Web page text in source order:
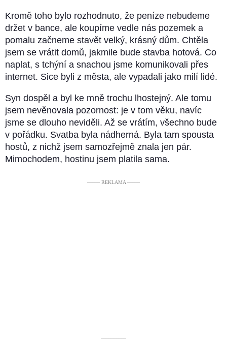
Kromě toho bylo rozhodnuto, že peníze nebudeme
držet v bance, ale koupíme vedle nás pozemek a
pomalu začneme stavět velký, krásný dům. Chtěla
jsem se vrátit domů, jakmile bude stavba hotová. Co
naplat, s tchýní a snachou jsme komunikovali přes
internet. Sice byli z města, ale vypadali jako milí lidé.
Syn dospěl a byl ke mně trochu lhostejný. Ale tomu
jsem nevěnovala pozornost: je v tom věku, navíc
jsme se dlouho neviděli. Až se vrátím, všechno bude
v pořádku. Svatba byla nádherná. Byla tam spousta
hostů, z nichž jsem samozřejmě znala jen pár.
Mimochodem, hostinu jsem platila sama.
––––– REKLAMA –––––
––––––––––